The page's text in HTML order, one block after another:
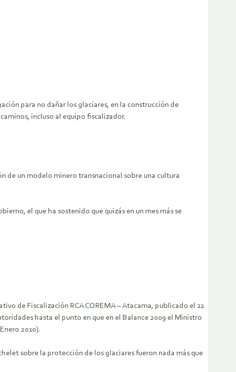
para no dañar los glaciares, en la construcción de
incluso al equipo fiscalizador.
de un modelo minero transnacional sobre una cultura
el que ha sostenido que quizás en un mes más se
de Fiscalización RCA COREMA – Atacama, publicado el 22
hasta el punto en que en el Balance 2009 el Ministro
2010).
sobre la protección de los glaciares fueron nada más que